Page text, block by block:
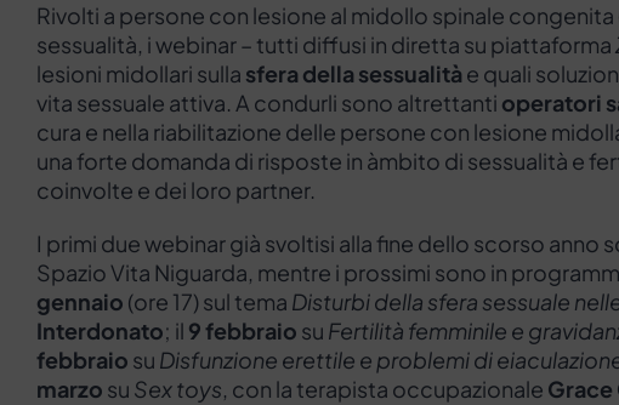
Rivolti a persone con lesione al midollo spinale
sessualità, i webinar – tutti diffusi in diretta su piattaforma
lesioni midollari sulla sfera della sessualità e quali
vita sessuale attiva. A condurli sono altrettanti operatori
cura e nella riabilitazione delle persone con lesione
una forte domanda di risposte in àmbito di sessualità e
coinvolte e dei loro partner.
I primi due webinar già svoltisi alla fine dello scorso anno
Spazio Vita Niguarda, mentre i prossimi sono in
gennaio (ore 17) sul tema Disturbi della sfera sessuale
Interdonato; il 9 febbraio su Fertilità femminile e
febbraio su Disfunzione erettile e problemi di
marzo su Sex toys, con la terapista occupazionale Grace